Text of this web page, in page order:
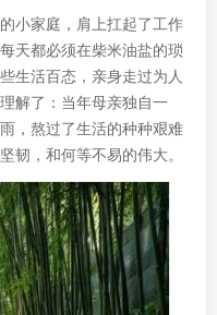
小家庭，肩上扛起了工作
天都必须在柴米油盐的琐
生活百态，亲身走过为人
解了：当年母亲独自一
，熬过了生活的种种艰难
韧，和何等不易的伟大。